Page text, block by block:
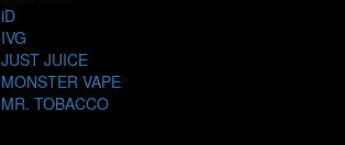
iD
IVG
JUST JUICE
MONSTER VAPE
MR. TOBACCO